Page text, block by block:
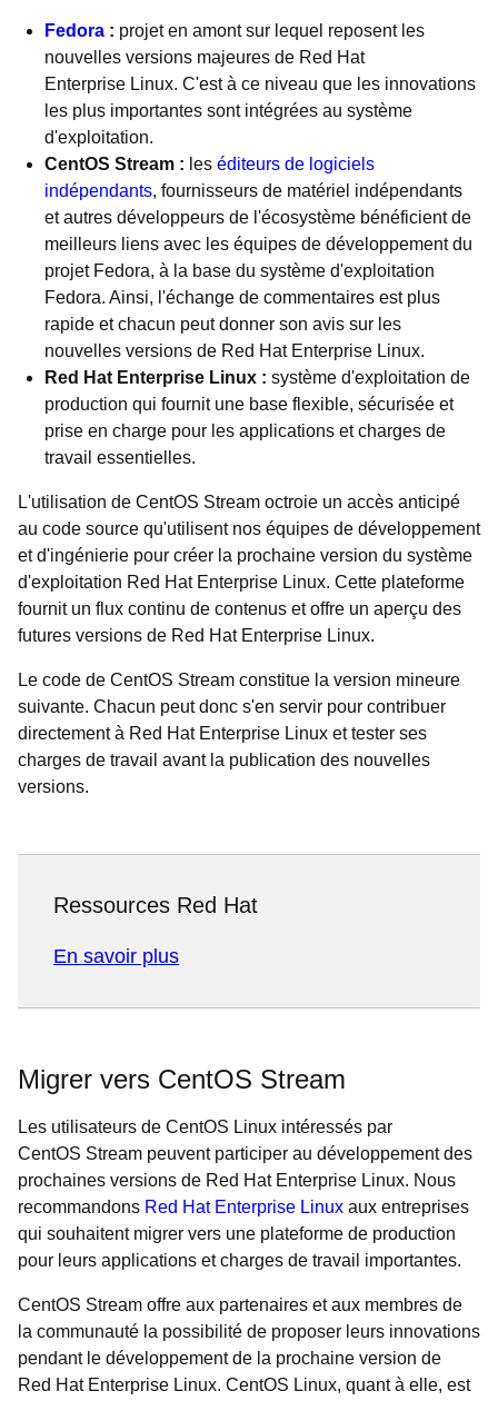
Fedora : projet en amont sur lequel reposent les
nouvelles versions majeures de Red Hat
Enterprise Linux. C'est à ce niveau que les innovations
les plus importantes sont intégrées au système
d'exploitation.
CentOS Stream : les éditeurs de logiciels
indépendants, fournisseurs de matériel indépendants
et autres développeurs de l'écosystème bénéficient de
meilleurs liens avec les équipes de développement du
projet Fedora, à la base du système d'exploitation
Fedora. Ainsi, l'échange de commentaires est plus
rapide et chacun peut donner son avis sur les
nouvelles versions de Red Hat Enterprise Linux.
Red Hat Enterprise Linux : système d'exploitation de
production qui fournit une base flexible, sécurisée et
prise en charge pour les applications et charges de
travail essentielles.
L'utilisation de CentOS Stream octroie un accès anticipé
au code source qu'utilisent nos équipes de développement
et d'ingénierie pour créer la prochaine version du système
d'exploitation Red Hat Enterprise Linux. Cette plateforme
fournit un flux continu de contenus et offre un aperçu des
futures versions de Red Hat Enterprise Linux.
Le code de CentOS Stream constitue la version mineure
suivante. Chacun peut donc s'en servir pour contribuer
directement à Red Hat Enterprise Linux et tester ses
charges de travail avant la publication des nouvelles
versions.
Ressources Red Hat
En savoir plus
Migrer vers CentOS Stream
Les utilisateurs de CentOS Linux intéressés par
CentOS Stream peuvent participer au développement des
prochaines versions de Red Hat Enterprise Linux. Nous
recommandons Red Hat Enterprise Linux aux entreprises
qui souhaitent migrer vers une plateforme de production
pour leurs applications et charges de travail importantes.
CentOS Stream offre aux partenaires et aux membres de
la communauté la possibilité de proposer leurs innovations
pendant le développement de la prochaine version de
Red Hat Enterprise Linux. CentOS Linux, quant à elle, est